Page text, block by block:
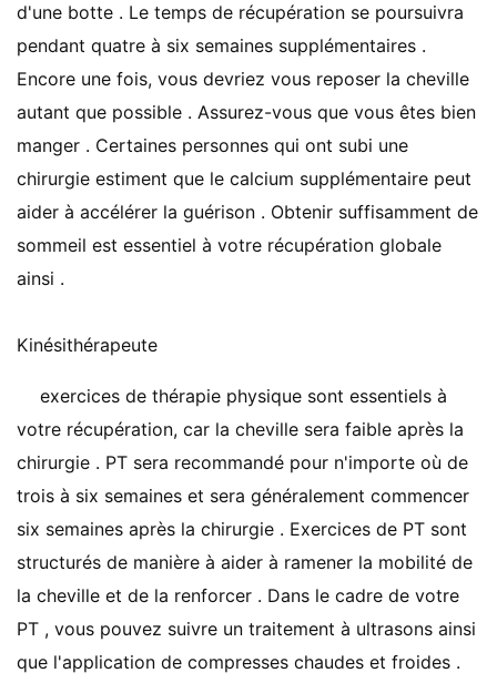
d'une botte . Le temps de récupération se poursuivra
pendant quatre à six semaines supplémentaires .
Encore une fois, vous devriez vous reposer la cheville
autant que possible . Assurez-vous que vous êtes bien
manger . Certaines personnes qui ont subi une
chirurgie estiment que le calcium supplémentaire peut
aider à accélérer la guérison . Obtenir suffisamment de
sommeil est essentiel à votre récupération globale
ainsi .
Kinésithérapeute
exercices de thérapie physique sont essentiels à
votre récupération, car la cheville sera faible après la
chirurgie . PT sera recommandé pour n'importe où de
trois à six semaines et sera généralement commencer
six semaines après la chirurgie . Exercices de PT sont
structurés de manière à aider à ramener la mobilité de
la cheville et de la renforcer . Dans le cadre de votre
PT , vous pouvez suivre un traitement à ultrasons ainsi
que l'application de compresses chaudes et froides .